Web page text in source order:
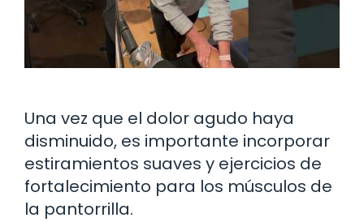
Una vez que el dolor agudo haya
disminuido, es importante incorporar
estiramientos suaves y ejercicios de
fortalecimiento para los músculos de
la pantorrilla.